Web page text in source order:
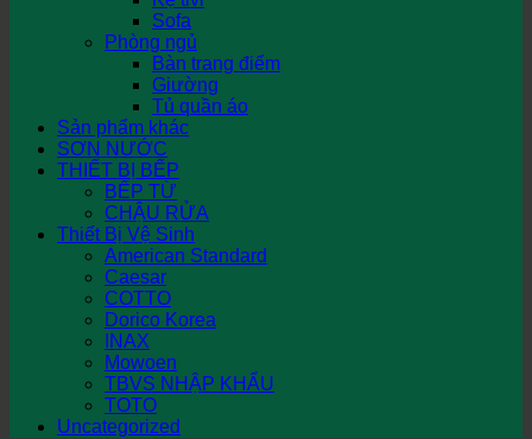
Sofa
Phòng ngủ
Bàn trang điểm
Giường
Tủ quần áo
Sản phẩm khác
SƠN NƯỚC
THIẾT BỊ BẾP
BẾP TỪ
CHẬU RỬA
Thiết Bị Vệ Sinh
American Standard
Caesar
COTTO
Dorico Korea
INAX
Mowoen
TBVS NHẬP KHẨU
TOTO
Uncategorized